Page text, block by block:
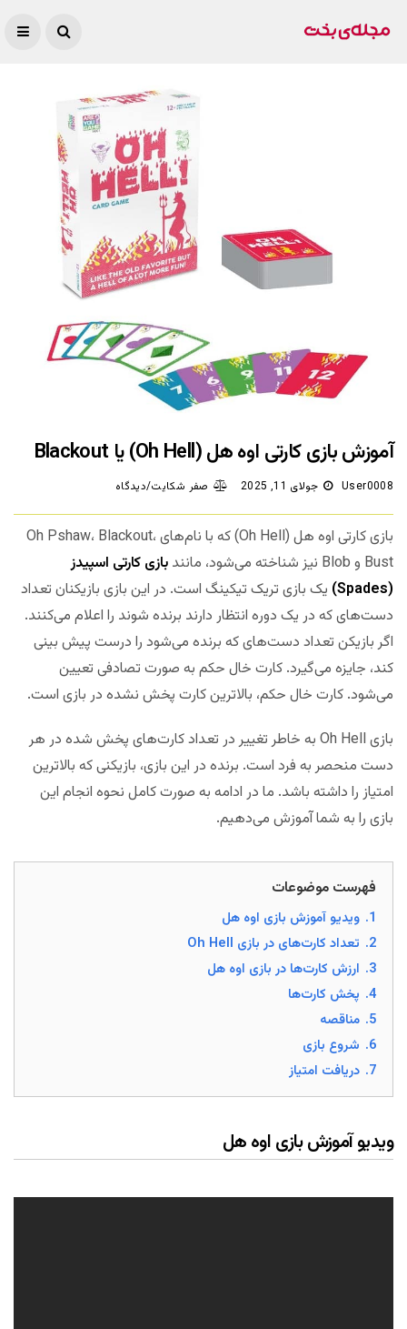
آموزش بازی کارتی اوه هل (Oh Hell) یا Blackout
User0008 جولای 11, 2025 صفر شکایت/دیدگاه
بازی کارتی اوه هل (Oh Hell) که با نام‌های Oh Pshaw، Blackout،
Bust و Blob نیز شناخته می‌شود، مانند
بازی کارتی اسپیدز
(Spades)
یک بازی تریک تیکینگ است. در این بازی بازیکنان تعداد
دست‌های که در یک دوره انتظار دارند برنده شوند را اعلام می‌کنند.
اگر بازیکن تعداد دست‌های که برنده می‌شود را درست پیش بینی
کند، جایزه می‌گیرد. کارت خال حکم به صورت تصادفی تعیین
می‌شود. کارت خال حکم، بالاترین کارت پخش نشده در بازی است.
بازی Oh Hell به خاطر تغییر در تعداد کارت‌های پخش شده در هر
دست منحصر به فرد است. برنده در این بازی، بازیکنی که بالاترین
امتیاز را داشته باشد. ما در ادامه به صورت کامل نحوه انجام این
بازی را به شما آموزش می‌دهیم.
فهرست موضوعات
1. ویدیو آموزش بازی اوه هل
2. تعداد کارت‌های در بازی Oh Hell
3. ارزش کارت‌ها در بازی اوه هل
4. پخش کارت‌ها
5. مناقصه
6. شروع بازی
7. دریافت امتیاز
ویدیو آموزش بازی اوه هل